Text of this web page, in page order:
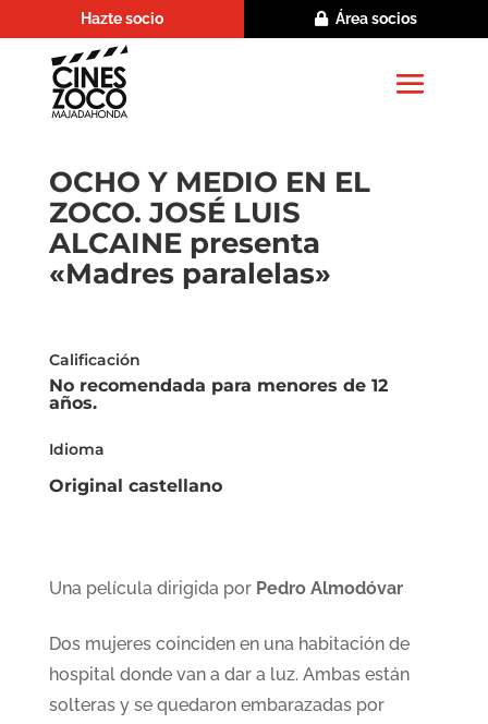
Hazte socio Área socios
OCHO Y MEDIO EN EL
ZOCO. JOSÉ LUIS
ALCAINE presenta
«Madres paralelas»
Calificación
No recomendada para menores de 12
años.
Idioma
Original castellano
Una película dirigida por Pedro Almodóvar
Dos mujeres coinciden en una habitación de
hospital donde van a dar a luz. Ambas están
solteras y se quedaron embarazadas por